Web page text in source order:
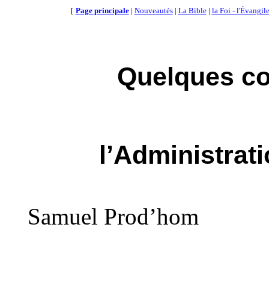
[ Page principale| Nouveautés| La Bible| la Foi - l'Évangile
Quelques
l’
Samuel Prod’hom